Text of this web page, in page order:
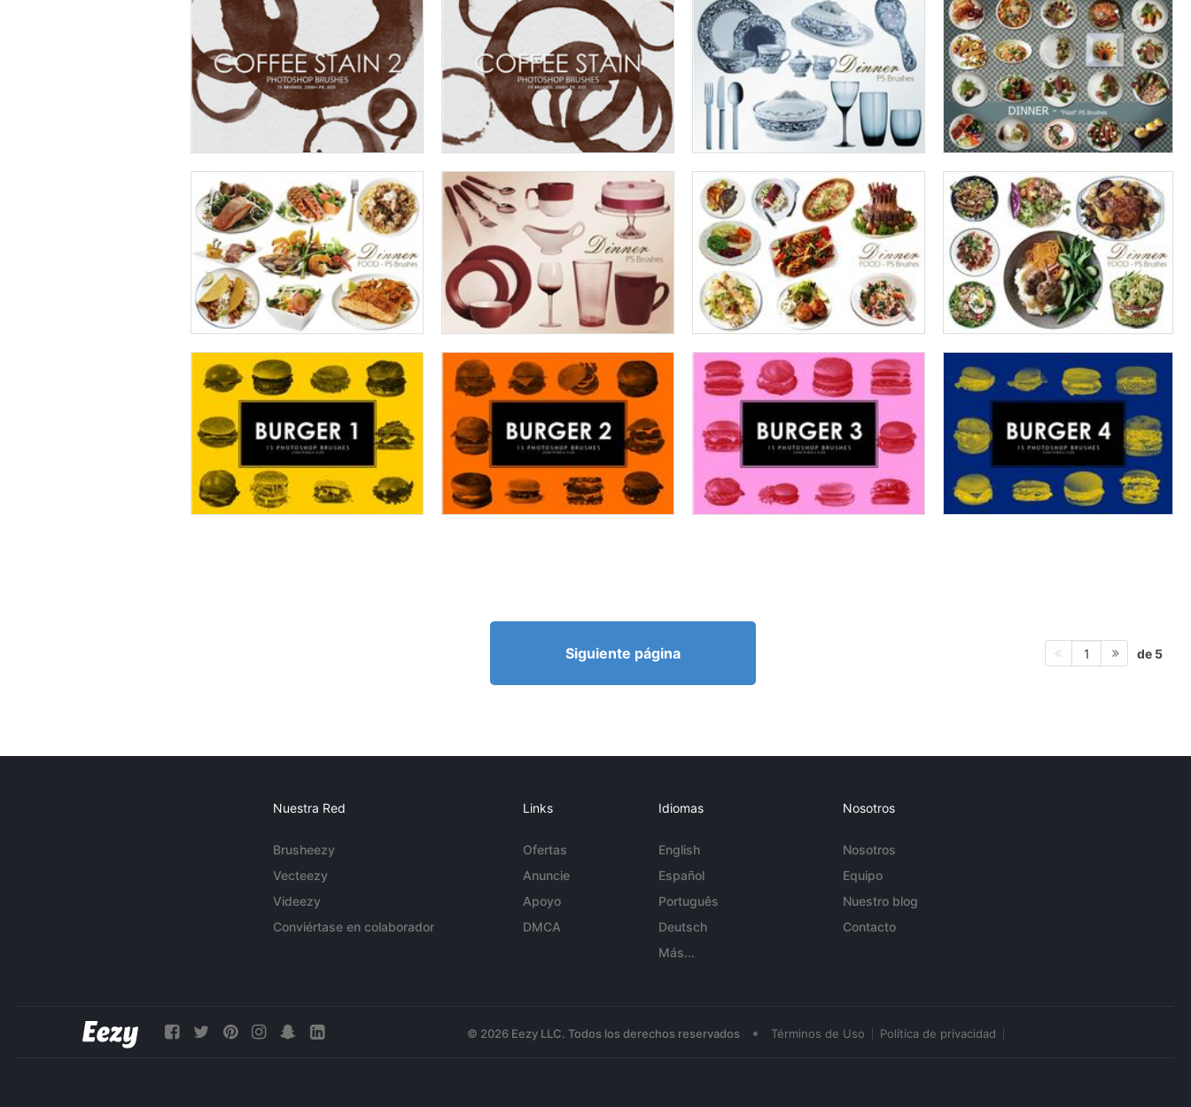
Siguiente página 1 de 5
Nuestra Red
Brusheezy
Vecteezy
Videezy
Conviértase en colaborador
Links
Ofertas
Anuncie
Apoyo
DMCA
Idiomas
English
Español
Português
Deutsch
Más...
Nosotros
Nosotros
Equipo
Nuestro blog
Contacto
© 2026 Eezy LLC. Todos los derechos reservados • Términos de Uso Política de privacidad